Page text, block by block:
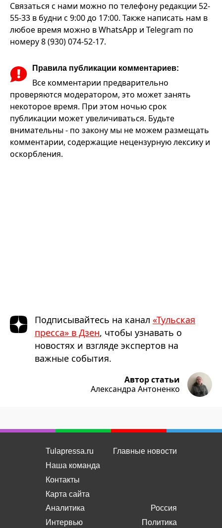
Связаться с нами можно по телефону редакции 52-
55-33 в будни с 9:00 до 17:00. Также написать нам в
любое время можно в WhatsApp и Telegram по
номеру 8 (930) 074-52-17.
Правила публикации комментариев:
Все комментарии предварительно
проверяются модератором, это может занять
некоторое время. При этом ночью срок
публикации может увеличиваться. Будьте
внимательны - по закону мы не можем размещать
комментарии, содержащие нецензурную лексику и
оскорбления.
Подписывайтесь на канал «Тульская
пресса» в Дзен, чтобы узнавать о
новостях и взгляде экспертов на
важные события.
Автор статьи
Александра Антоненко
Tulapressa.ru
Наша команда
Контакты
Карта сайта
Главные новости
Аналитика
Интервью
Россия
Политика